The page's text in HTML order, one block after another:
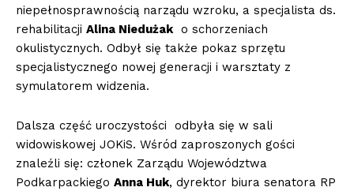
niepełnosprawnością narządu wzroku, a specjalista ds.
rehabilitacji Alina Niedużako schorzeniach
okulistycznych. Odbył się także pokaz sprzętu
specjalistycznego nowej generacji i warsztaty z
symulatorem widzenia.
Dalsza część uroczystości odbyła się w sali
widowiskowej JOKiS. Wśród zaproszonych gości
znaleźli się: członek Zarządu Województwa
Podkarpackiego Anna Huk, dyrektor biura senatora RP